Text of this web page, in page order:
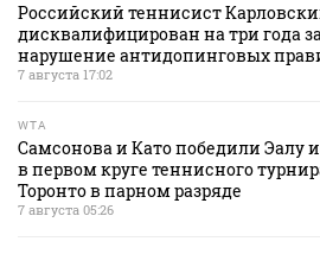
Российский теннисист
дисквалифицирован на три года
нарушение антидопинговых
7 августа 17:02
WTA
Самсонова и Като победили Эалу
в первом круге теннисного
Торонто в парном разряде
7 августа 05:26